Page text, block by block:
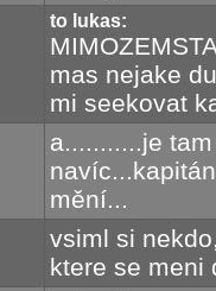
to lukas:
mas nejake
mi seekovat
a...........je
mění...
vsiml si
ktere se meni